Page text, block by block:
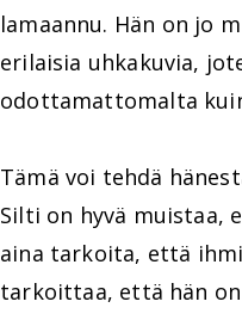
lamaannu. Hän on jo
erilaisia uhkakuvia,
odottamattomalta
Tämä voi tehdä
Silti on hyvä muistaa,
aina tarkoita, että
tarkoittaa, että hän